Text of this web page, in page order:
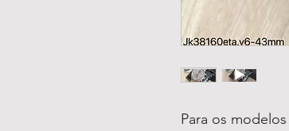
Para os